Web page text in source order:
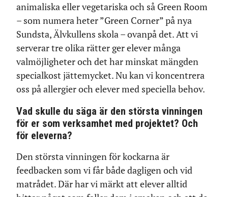
animaliska eller vegetariska och så Green Room
– som numera heter ”Green Corner” på nya
Sundsta, Älvkullens skola – ovanpå det. Att vi
serverar tre olika rätter ger elever många
valmöjligheter och det har minskat mängden
specialkost jättemycket. Nu kan vi koncentrera
oss på allergier och elever med speciella behov.
Vad skulle du säga är den största vinningen
för er som verksamhet med projektet? Och
för eleverna?
Den största vinningen för kockarna är
feedbacken som vi får både dagligen och vid
matrådet. Där har vi märkt att elever alltid